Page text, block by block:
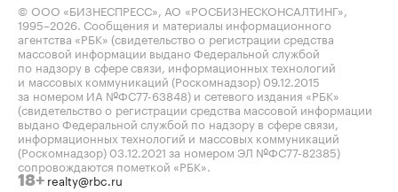
© ООО «БИЗНЕСПРЕСС», АО «РОСБИЗНЕСКОНСАЛТИНГ»,
1995–2026. Сообщения и материалы информационного
агентства «РБК» (свидетельство о регистрации средства
массовой информации выдано Федеральной службой
по надзору в сфере связи, информационных технологий
и массовых коммуникаций (Роскомнадзор) 09.12.2015
за номером ИА №ФС77-63848) и сетевого издания «РБК»
(свидетельство о регистрации средства массовой информации
выдано Федеральной службой по надзору в сфере связи,
информационных технологий и массовых коммуникаций
(Роскомнадзор) 03.12.2021 за номером ЭЛ №ФС77-82385)
сопровождаются пометкой «РБК».
18+ realty@rbc.ru